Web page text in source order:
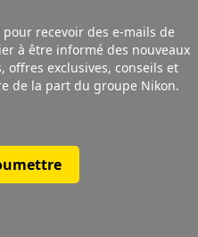
recevoir des e-mails de
à être informé des nouveaux
offres exclusives, conseils et
de la part du groupe Nikon.